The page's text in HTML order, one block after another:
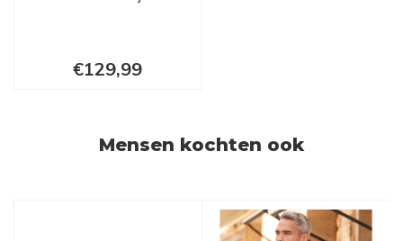
€129,99
Mensen kochten ook